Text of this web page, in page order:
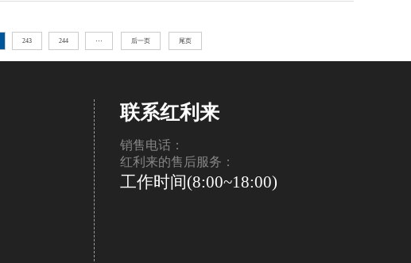
243 244 ··· 后一页 尾页
联系红利来
销售电话：
红利来的售后服务：
工作时间(8:00~18:00)